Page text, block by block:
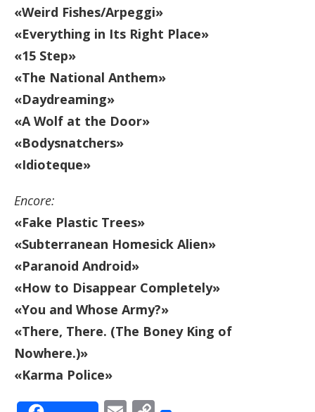
«Weird Fishes/Arpeggi»
«Everything in Its Right Place»
«15 Step»
«The National Anthem»
«Daydreaming»
«A Wolf at the Door»
«Bodysnatchers»
«Idioteque»
Encore:
«Fake Plastic Trees»
«Subterranean Homesick Alien»
«Paranoid Android»
«How to Disappear Completely»
«You and Whose Army?»
«There, There. (The Boney King of
Nowhere.)»
«Karma Police»